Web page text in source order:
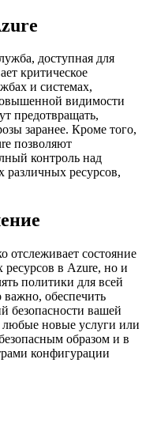
доступная для
критическое
и системах,
видимости
предотвращать,
заранее. Кроме того,
позволяют
контроль над
различных ресурсов,
отслеживает состояние
ресурсов в Azure, но и
политики для всей
обеспечить
безопасности вашей
любые новые услуги или
образом и в
конфигурации